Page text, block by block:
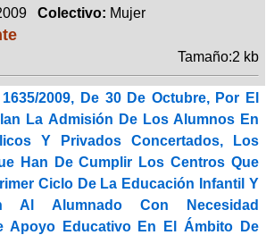
Colectivo: Mujer
Tamaño:2 kb
2009, De 30 De Octubre, Por El
La Admisión De Los Alumnos En
Y Privados Concertados, Los
Han De Cumplir Los Centros Que
Ciclo De La Educación Infantil Y
Al Alumnado Con Necesidad
Apoyo Educativo En El Ámbito De